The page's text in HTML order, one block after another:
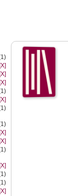
[X]
[X]
[X]
[X]
[X]
[X]
[X]
[X]